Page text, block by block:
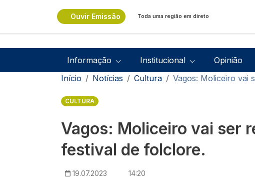
Ouvir Emissão Toda uma região em direto
Navegação principal
Informação Institucional Opinião
Navegação estrutural
Início Notícias Cultura Vagos: Moliceiro vai
CULTURA
Vagos: Moliceiro vai ser
festival de folclore.
19.07.2023 14:20